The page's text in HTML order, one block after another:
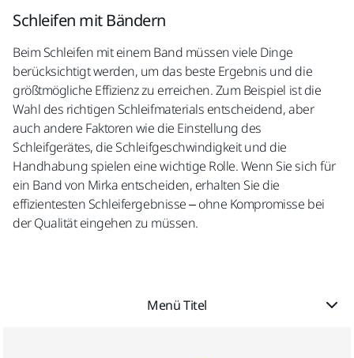
Schleifen mit Bändern
Beim Schleifen mit einem Band müssen viele Dinge
berücksichtigt werden, um das beste Ergebnis und die
größtmögliche Effizienz zu erreichen. Zum Beispiel ist die
Wahl des richtigen Schleifmaterials entscheidend, aber
auch andere Faktoren wie die Einstellung des
Schleifgerätes, die Schleifgeschwindigkeit und die
Handhabung spielen eine wichtige Rolle. Wenn Sie sich für
ein Band von Mirka entscheiden, erhalten Sie die
effizientesten Schleifergebnisse – ohne Kompromisse bei
der Qualität eingehen zu müssen.
Menü Titel